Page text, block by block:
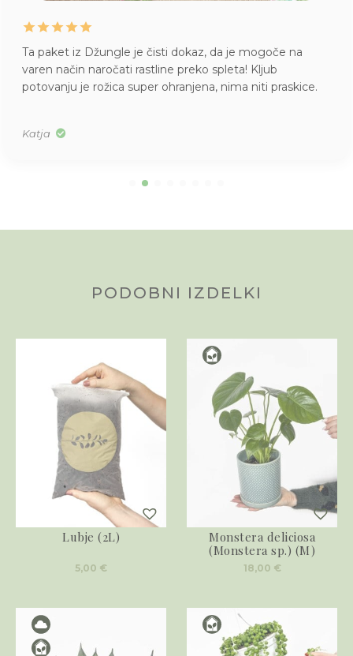
Ta paket iz Džungle je čisti dokaz, da je mogoče na
varen način naročati rastline preko spleta! Kljub
potovanju je rožica super ohranjena, nima niti praskice.
Katja
PODOBNI IZDELKI
Lubje (2L)
5,00 €
Monstera deliciosa
(Monstera sp.) (M)
18,00 €